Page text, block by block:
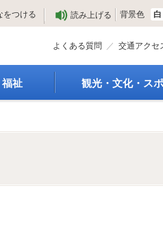
をつける 読み上げる 背景色 白
よくある質問 交通アクセ
祉 観光・文化・ス